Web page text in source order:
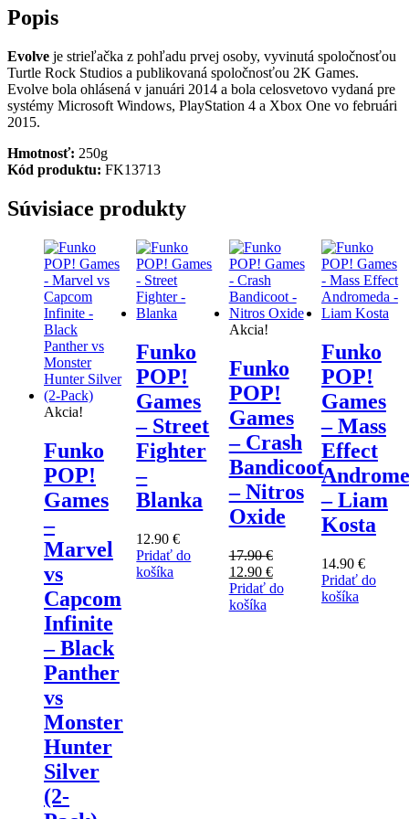
Popis
Evolve je strieľačka z pohľadu prvej osoby, vyvinutá spoločnosťou
Turtle Rock Studios a publikovaná spoločnosťou 2K Games.
Evolve bola ohlásená v januári 2014 a bola celosvetovo vydaná pre
systémy Microsoft Windows, PlayStation 4 a Xbox One vo februári
2015.
Hmotnosť: 250g
Kód produktu: FK13713
Súvisiace produkty
Akcia!
Funko
POP!
Games
–
Marvel
vs
Capcom
Infinite
– Black
Panther
vs
Monster
Hunter
Silver
(2-
Funko
POP!
Games
– Street
Fighter
–
Blanka
12.90€
Pridať do
košíka
Akcia!
Funko
POP!
Games
– Crash
Bandicoot
– Nitros
Oxide
17.90€
Pôvodná
cena
bola:
12.90 €Aktuálna
cena
Pridať do
košíka
Funko
POP!
Games
– Mass
Effect
– Liam
Kosta
14.90 €
Pridať do
košíka